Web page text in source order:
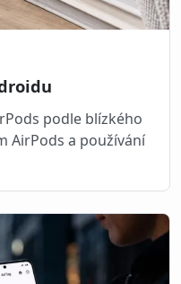
podle blízkého
AirPods a používání